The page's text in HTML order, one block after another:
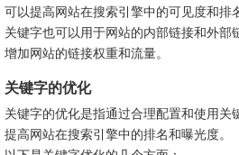
可以提高网站在搜索引擎中的可见度和排
关键字也可以用于网站的内部链接和外部
增加网站的链接权重和流量。
关键字的优化
关键字的优化是指通过合理配置和使用关
提高网站在搜索引擎中的排名和曝光度。